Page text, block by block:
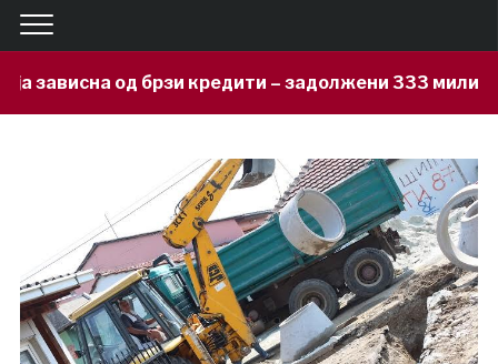
кредити – задолжени 333 милиони евра за 71 ден,